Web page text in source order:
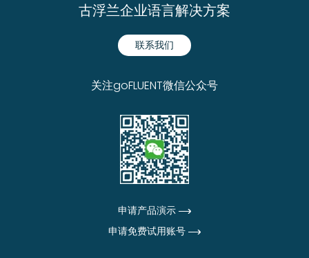
古浮兰企业语言解决方案
联系我们
关注goFLUENT微信公众号
申请产品演示
申请免费试用账号